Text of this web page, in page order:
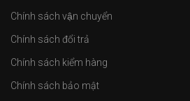
Chính sách vận chuyển
Chính sách đổi trả
Chính sách kiểm hàng
Chính sách bảo mật